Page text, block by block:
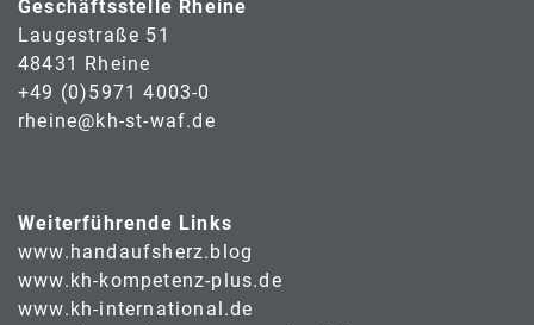
Geschäftsstelle Rheine
Laugestraße 51
48431 Rheine
+49 (0)5971 4003-0
rheine@kh-st-waf.de
Weiterführende Links
www.handaufsherz.blog
www.kh-kompetenz-plus.de
www.kh-international.de